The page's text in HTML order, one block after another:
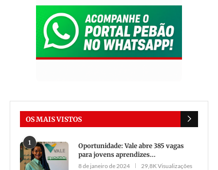
OS MAIS VISTOS
1
Oportunidade: Vale abre 385 vagas
para jovens aprendizes...
8 de janeiro de 2024 29,8K Visualizações